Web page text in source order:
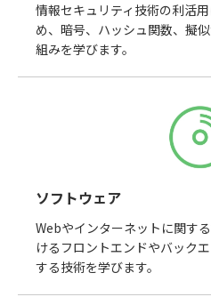
情報セキュリティ技術の利活
め、暗号、ハッシュ関数、擬
組みを学びます。
ソフトウェア
Webやインターネットに関す
けるフロントエンドやバック
する技術を学びます。